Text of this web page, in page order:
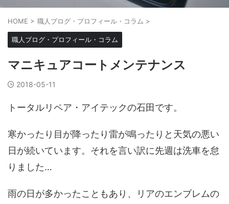
HOME > 職人ブログ・プロフィール・コラム >
職人ブログ・プロフィール・コラム
マニキュアコートメンテナンス
2018-05-11
トータルリペア・アイテックの石田です。
寒かったり目が降ったり雷が鳴ったりと天気の悪い
日が続いています。それを言い訳に先週は洗車を怠
りました…
雨の日が多かったこともあり、リアのエンブレムの